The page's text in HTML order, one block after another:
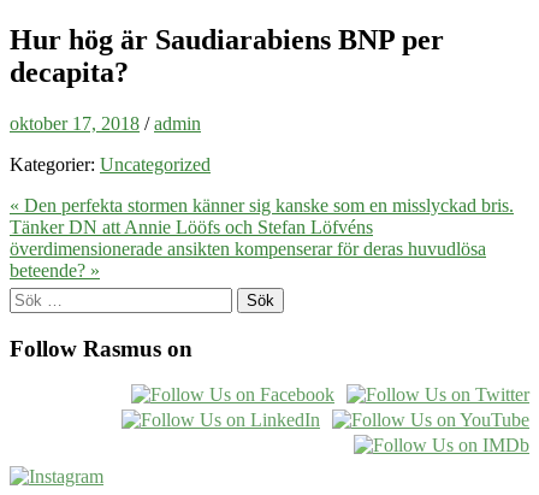
Hur hög är Saudiarabiens BNP per
decapita?
oktober 17, 2018 /admin
Kategorier: Uncategorized
« Den perfekta stormen känner sig kanske som en misslyckad bris.
Tänker DN att Annie Lööfs och Stefan Löfvéns
överdimensionerade ansikten kompenserar för deras huvudlösa
beteende? »
Sök
efter:
Follow Rasmus on